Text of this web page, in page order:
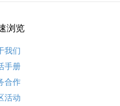
浏览
我们
手册
合作
活动